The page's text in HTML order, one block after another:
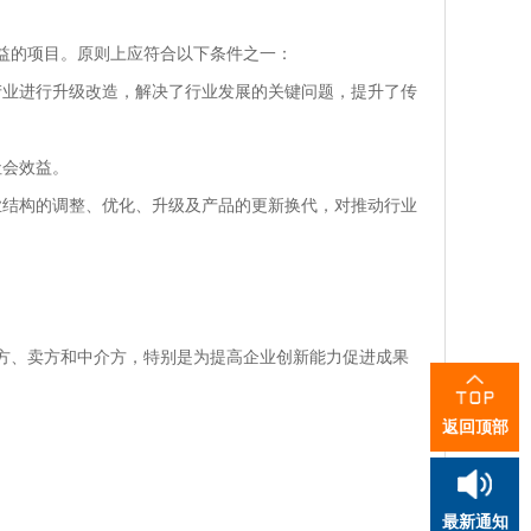
项目。原则上应符合以下条件之一：
进行升级改造，解决了行业发展的关键问题，提升了传
效益。
构的调整、优化、升级及产品的更新换代，对推动行业
卖方和中介方，特别是为提高企业创新能力促进成果
返回顶部
最新通知